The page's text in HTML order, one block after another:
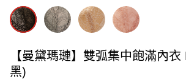
【曼黛瑪璉】雙弧集中飽滿內
黑)